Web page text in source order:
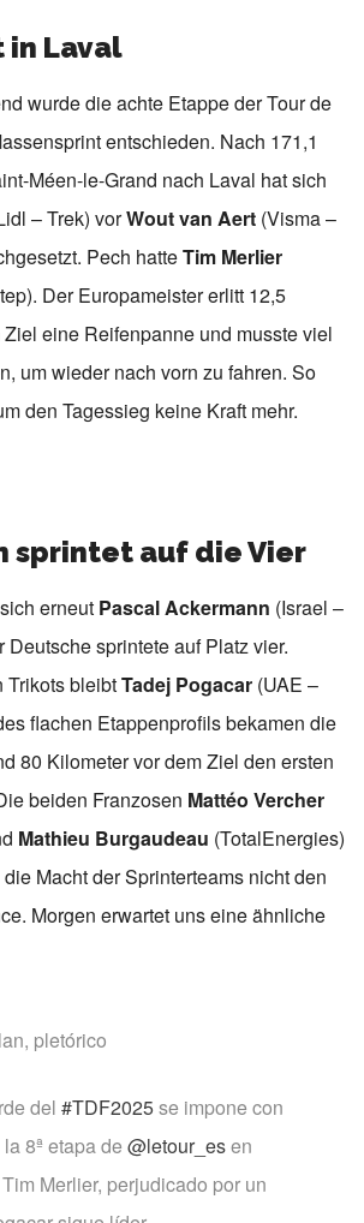
in Laval
wurde die achte Etappe der Tour de
entschieden. Nach 171,1
Méen-le-Grand nach Laval hat sich
– Trek) vorWout van Aert (Visma –
Pech hatteTim Merlier
Der Europameister erlitt 12,5
eine Reifenpanne und musste viel
um wieder nach vorn zu fahren. So
den Tagessieg keine Kraft mehr.
sprintet auf die Vier
erneut Pascal Ackermann (Israel –
Deutsche sprintete auf Platz vier.
Trikots bleibtTadej Pogacar (UAE –
flachen Etappenprofils bekamen die
80 Kilometer vor dem Ziel den ersten
beiden Franzosen Mattéo Vercher
Mathieu Burgaudeau (TotalEnergies)
Macht der Sprinterteams nicht den
Morgen erwartet uns eine ähnliche
pletórico
del #TDF2025se impone con
8ª etapa de @letour_esen
Merlier, perjudicado por un